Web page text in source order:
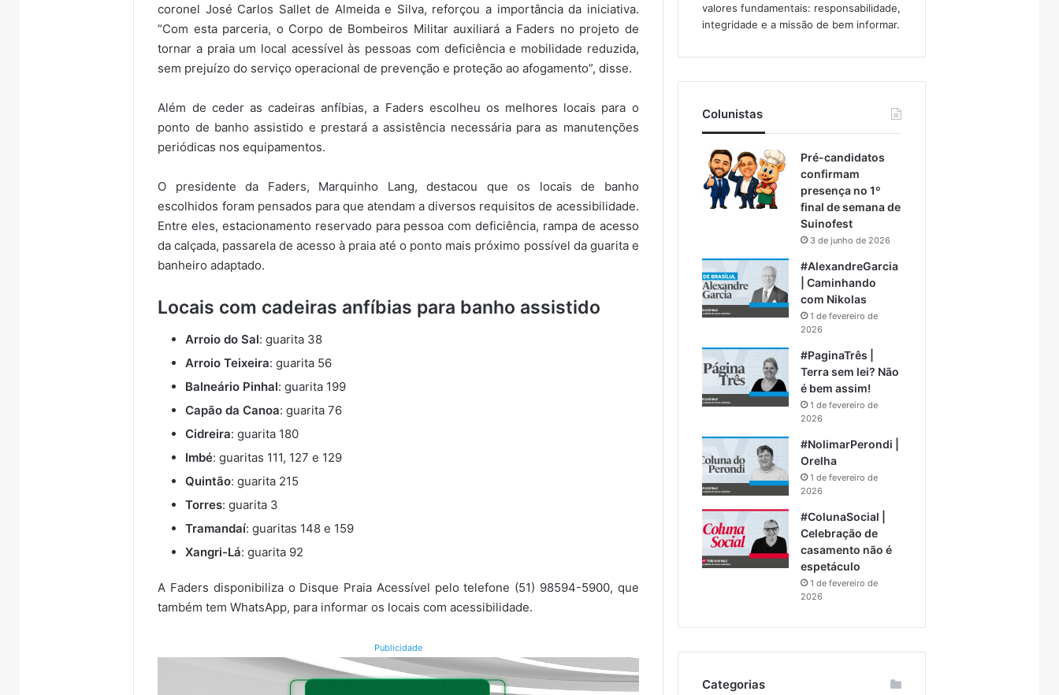
coronel José Carlos Sallet de Almeida e Silva, reforçou a importância da iniciativa.
“Com esta parceria, o Corpo de Bombeiros Militar auxiliará a Faders no projeto de
tornar a praia um local acessível às pessoas com deficiência e mobilidade reduzida,
sem prejuízo do serviço operacional de prevenção e proteção ao afogamento”, disse.
Além de ceder as cadeiras anfíbias, a Faders escolheu os melhores locais para o
ponto de banho assistido e prestará a assistência necessária para as manutenções
periódicas nos equipamentos.
O presidente da Faders, Marquinho Lang, destacou que os locais de banho
escolhidos foram pensados para que atendam a diversos requisitos de acessibilidade.
Entre eles, estacionamento reservado para pessoa com deficiência, rampa de acesso
da calçada, passarela de acesso à praia até o ponto mais próximo possível da guarita e
banheiro adaptado.
Locais com cadeiras anfíbias para banho assistido
Arroio do Sal: guarita 38
Arroio Teixeira: guarita 56
Balneário Pinhal: guarita 199
Capão da Canoa: guarita 76
Cidreira: guarita 180
Imbé: guaritas 111, 127 e 129
Quintão: guarita 215
Torres: guarita 3
Tramandaí: guaritas 148 e 159
Xangri-Lá: guarita 92
A Faders disponibiliza o Disque Praia Acessível pelo telefone (51) 98594-5900, que
também tem WhatsApp, para informar os locais com acessibilidade.
Publicidade
valores fundamentais: responsabilidade,
integridade e a missão de bem informar.​
Colunistas
Pré-candidatos
confirmam
presença no 1º
final de semana de
Suinofest
3 de junho de 2026
#AlexandreGarcia
| Caminhando
com Nikolas
1 de fevereiro de
2026
#PaginaTrês |
Terra sem lei? Não
é bem assim!
1 de fevereiro de
2026
#NolimarPerondi |
Orelha
1 de fevereiro de
2026
#ColunaSocial |
Celebração de
casamento não é
espetáculo
1 de fevereiro de
2026
Categorias